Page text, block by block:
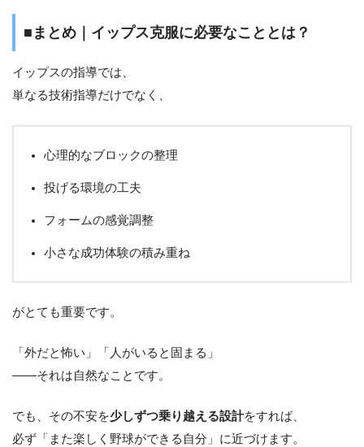
■まとめ｜イップス克服に必要なこととは？
イップスの指導では、
単なる技術指導だけでなく、
心理的なブロックの整理
投げる環境の工夫
フォームの感覚調整
小さな成功体験の積み重ね
がとても重要です。
「外だと怖い」「人がいると固まる」
——それは自然なことです。
でも、その不安を少しずつ乗り越える設計をすれば、
必ず「また楽しく野球ができる自分」に近づけます。